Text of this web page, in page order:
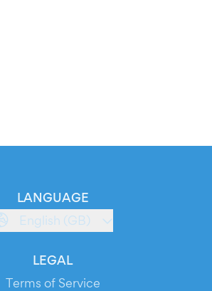
LANGUAGE
English (GB)
LEGAL
Terms of Service